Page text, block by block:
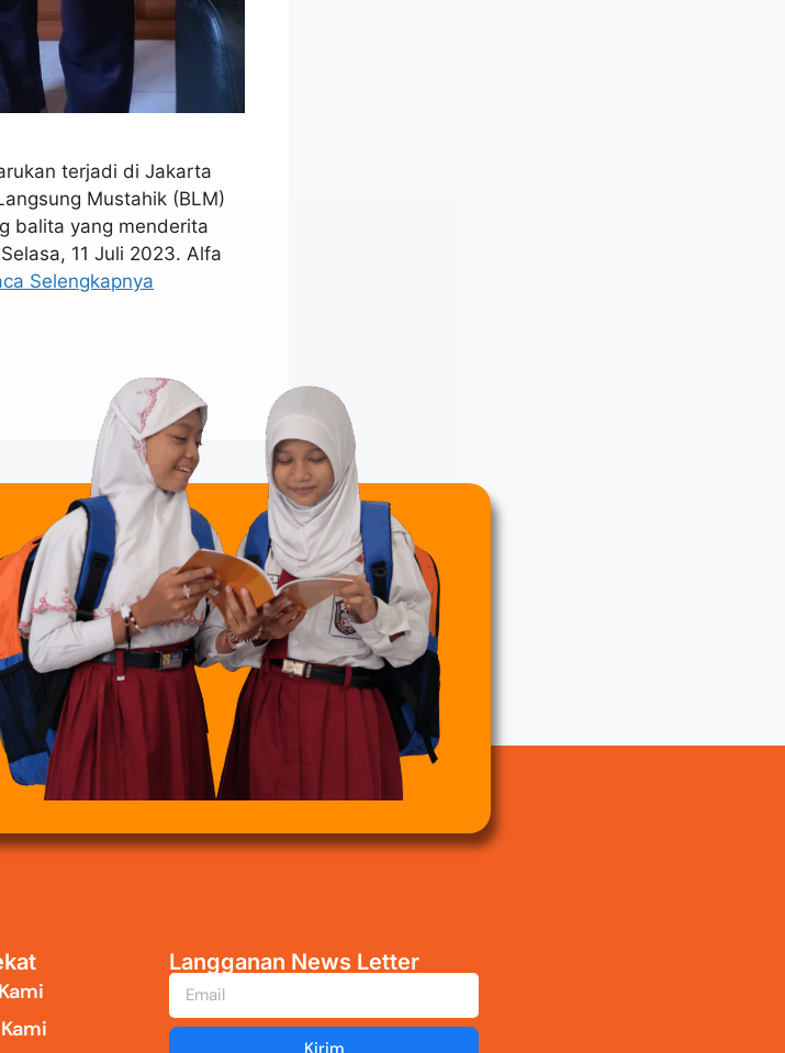
terjadi di Jakarta
Mustahik (BLM)
balita yang menderita
11 Juli 2023. Alfa
Selengkapnya
Langganan News Letter
Kirim